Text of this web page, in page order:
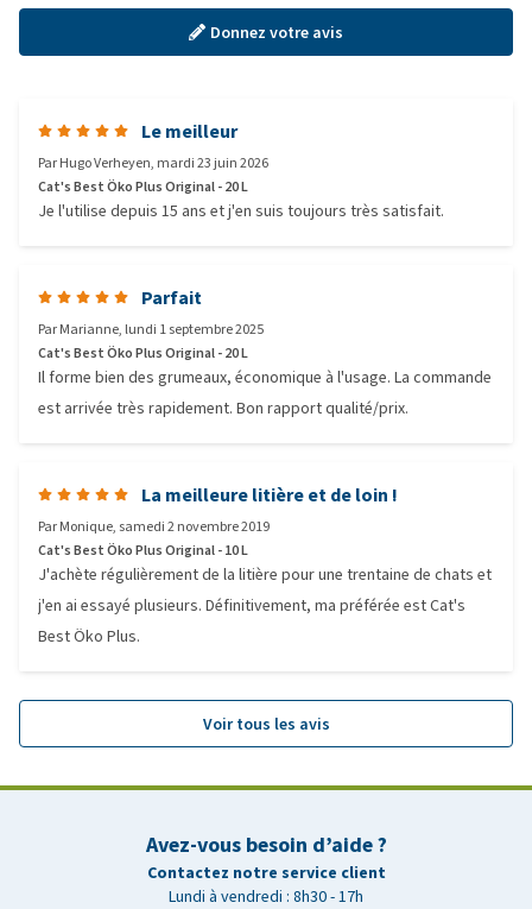
Donnez votre avis
Le meilleur
ParHugo Verheyen, mardi 23 juin 2026
Cat's Best Öko Plus Original - 20 L
Je l'utilise depuis 15 ans et j'en suis toujours très satisfait.
Parfait
ParMarianne, lundi 1 septembre 2025
Cat's Best Öko Plus Original - 20 L
Il forme bien des grumeaux, économique à l'usage. La commande
est arrivée très rapidement. Bon rapport qualité/prix.
La meilleure litière et de loin !
ParMonique, samedi 2 novembre 2019
Cat's Best Öko Plus Original - 10 L
J'achète régulièrement de la litière pour une trentaine de chats et
j'en ai essayé plusieurs. Définitivement, ma préférée est Cat's
Best Öko Plus.
Voir tous les avis
Avez-vous besoin d’aide ?
Contactez notre service client
Lundi à vendredi : 8h30 - 17h